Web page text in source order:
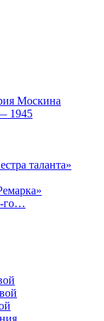
Москина
1945
таланта»
го…